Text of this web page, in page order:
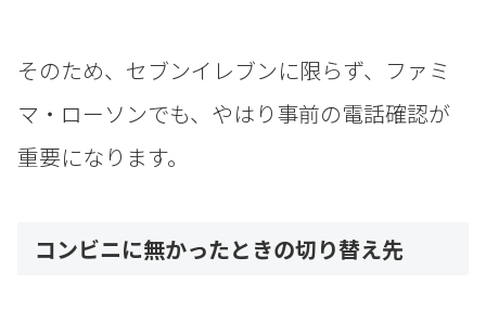
そのため、セブンイレブンに限らず、ファミ
マ・ローソンでも、やはり事前の電話確認が
重要になります。
コンビニに無かったときの切り替え先